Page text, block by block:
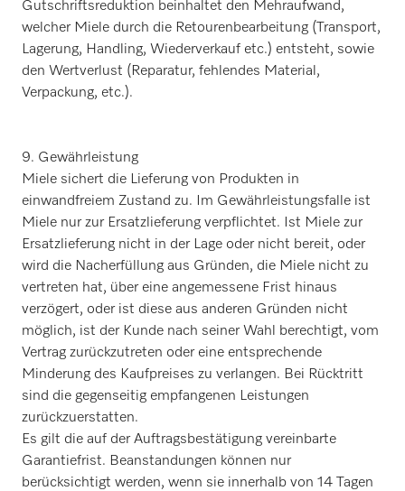
Gutschriftsreduktion beinhaltet den Mehraufwand,
welcher Miele durch die Retourenbearbeitung (Transport,
Lagerung, Handling, Wiederverkauf etc.) entsteht, sowie
den Wertverlust (Reparatur, fehlendes Material,
Verpackung, etc.).
9. Gewährleistung
Miele sichert die Lieferung von Produkten in
einwandfreiem Zustand zu. Im Gewährleistungsfalle ist
Miele nur zur Ersatzlieferung verpflichtet. Ist Miele zur
Ersatzlieferung nicht in der Lage oder nicht bereit, oder
wird die Nacherfüllung aus Gründen, die Miele nicht zu
vertreten hat, über eine angemessene Frist hinaus
verzögert, oder ist diese aus anderen Gründen nicht
möglich, ist der Kunde nach seiner Wahl berechtigt, vom
Vertrag zurückzutreten oder eine entsprechende
Minderung des Kaufpreises zu verlangen. Bei Rücktritt
sind die gegenseitig empfangenen Leistungen
zurückzuerstatten.
Es gilt die auf der Auftragsbestätigung vereinbarte
Garantiefrist. Beanstandungen können nur
berücksichtigt werden, wenn sie innerhalb von 14 Tagen